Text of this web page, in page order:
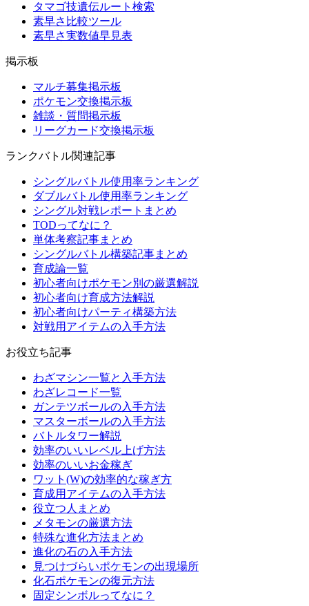
タマゴ技遺伝ルート検索
素早さ比較ツール
素早さ実数値早見表
掲示板
マルチ募集掲示板
ポケモン交換掲示板
雑談・質問掲示板
リーグカード交換掲示板
ランクバトル関連記事
シングルバトル使用率ランキング
ダブルバトル使用率ランキング
シングル対戦レポートまとめ
TODってなに？
単体考察記事まとめ
シングルバトル構築記事まとめ
育成論一覧
初心者向けポケモン別の厳選解説
初心者向け育成方法解説
初心者向けパーティ構築方法
対戦用アイテムの入手方法
お役立ち記事
わざマシン一覧と入手方法
わざレコード一覧
ガンテツボールの入手方法
マスターボールの入手方法
バトルタワー解説
効率のいいレベル上げ方法
効率のいいお金稼ぎ
ワット(W)の効率的な稼ぎ方
育成用アイテムの入手方法
役立つ人まとめ
メタモンの厳選方法
特殊な進化方法まとめ
進化の石の入手方法
見つけづらいポケモンの出現場所
化石ポケモンの復元方法
固定シンボルってなに？